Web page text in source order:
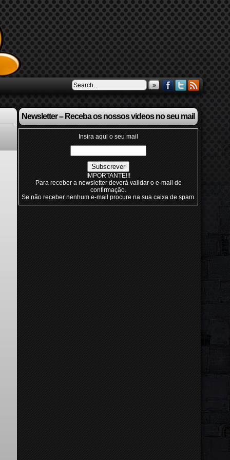
»
Newsletter – Receba os nossos videos no seu mail
Insira aqui o seu mail
IMPORTANTE!!!
Para receber a newsletter deverá validar o e-mail de
confirmação.
Se não receber nenhum e-mail procure na sua caixa de spam.